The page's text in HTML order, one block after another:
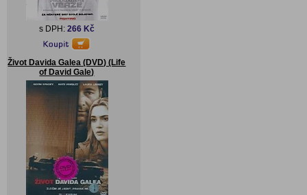
s DPH: 266 Kč
Život Davida Galea (DVD) (Life
of David Gale)